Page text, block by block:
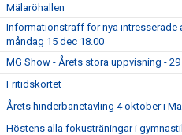
Mälaröhallen
Informationsträff för nya intresserade
måndag 15 dec 18.00
MG Show - Årets stora uppvisning -
Fritidskortet
Årets hinderbanetävling 4 oktober i
Höstens alla fokusträningar i